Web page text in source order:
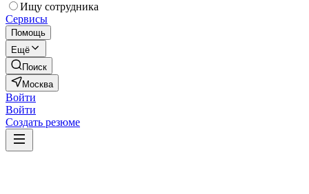
Ищу сотрудника
Сервисы
Помощь
Ещё
Поиск
Москва
Войти
Войти
Создать резюме